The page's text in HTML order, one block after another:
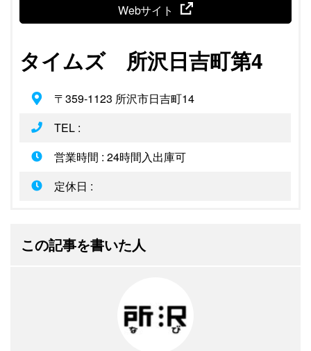
Webサイト
タイムズ 所沢日吉町第4
〒359-1123 所沢市日吉町14
TEL :
営業時間 : 24時間入出庫可
定休日 :
この記事を書いた人